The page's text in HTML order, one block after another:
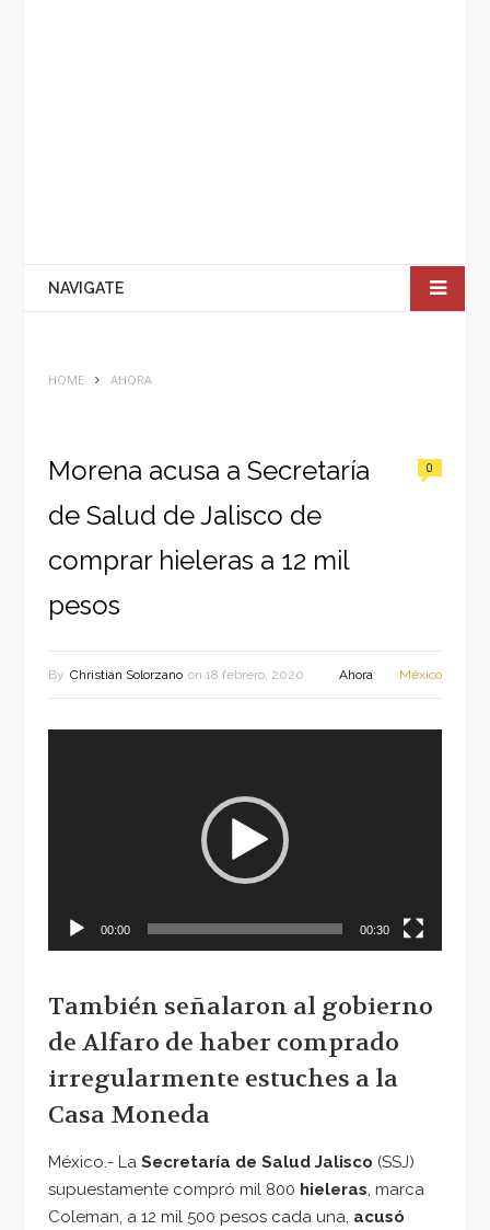
NAVIGATE
HOME AHORA
Morena acusa a Secretaría
de Salud de Jalisco de
comprar hieleras a 12 mil
pesos
0
By Christian Solorzano on 18 febrero, 2020 Ahora México
00:00 00:30
También señalaron al gobierno
de Alfaro de haber comprado
irregularmente estuches a la
Casa Moneda
México.- La Secretaría de Salud Jalisco (SSJ)
supuestamente compró mil 800 hieleras, marca
Coleman, a 12 mil 500 pesos cada una, acusó